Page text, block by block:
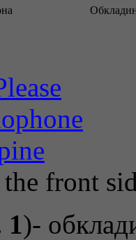
front
1)-